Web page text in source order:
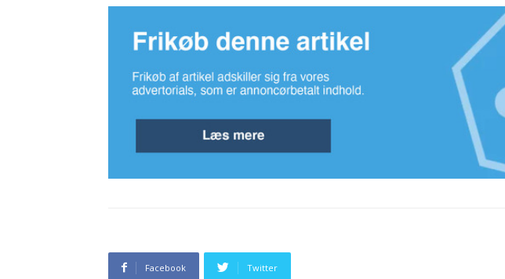
Facebook Twitter